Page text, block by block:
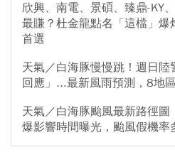
欣興、南電、景碩、臻鼎-KY
最賺？杜金龍點名「這檔」
首選
天氣／白海豚慢慢跳！週日
回應」...最新風雨預測，8地
天氣／白海豚颱風最新路徑
爆影響時間曝光，颱風假機